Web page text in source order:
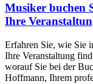
Musiker buchen
Ihre
Erfahren Sie, wie Sie
Ihre Veranstaltung
worauf Sie bei der
Hoffmann, Ihrem